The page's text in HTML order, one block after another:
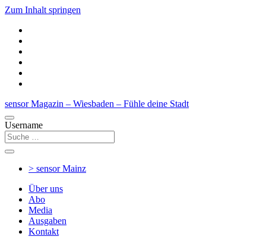
Zum Inhalt springen
sensor Magazin – Wiesbaden – Fühle deine Stadt
Username
> sensorMainz
Über uns
Abo
Media
Ausgaben
Kontakt